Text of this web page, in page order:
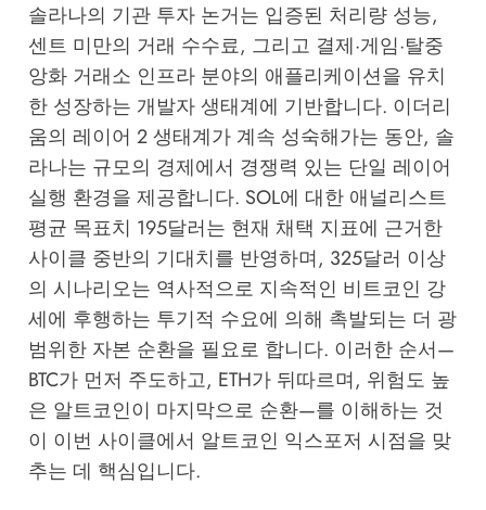
솔라나의 기관 투자 논거는 입증된 처리량 성능,
센트 미만의 거래 수수료, 그리고 결제·게임·탈중
앙화 거래소 인프라 분야의 애플리케이션을 유치
한 성장하는 개발자 생태계에 기반합니다. 이더리
움의 레이어 2 생태계가 계속 성숙해가는 동안, 솔
라나는 규모의 경제에서 경쟁력 있는 단일 레이어
실행 환경을 제공합니다. SOL에 대한 애널리스트
평균 목표치 195달러는 현재 채택 지표에 근거한
사이클 중반의 기대치를 반영하며, 325달러 이상
의 시나리오는 역사적으로 지속적인 비트코인 강
세에 후행하는 투기적 수요에 의해 촉발되는 더 광
범위한 자본 순환을 필요로 합니다. 이러한 순서—
BTC가 먼저 주도하고, ETH가 뒤따르며, 위험도 높
은 알트코인이 마지막으로 순환—를 이해하는 것
이 이번 사이클에서 알트코인 익스포저 시점을 맞
추는 데 핵심입니다.